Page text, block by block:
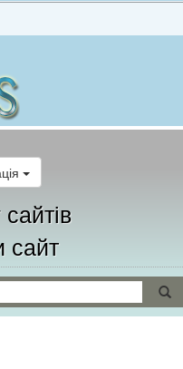
сайт